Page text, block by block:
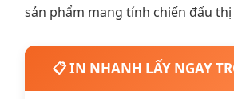
sản phẩm mang tính chiến đấu
📋 IN NHANH LẤY NGAY